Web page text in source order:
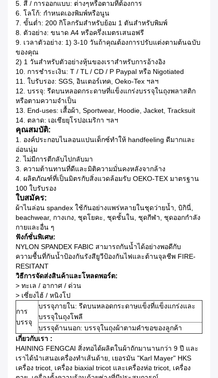
5. สี / การออกแบบ: ต่างๆหรือตามที่ต้องการ
6. โลโก้: กำหนดเองพิมพ์หรือนูน
7. ขั้นต่ำ: 200 กิโลกรัมสำหรับย้อม 1 ตันสำหรับพิมพ์
8. ตัวอย่าง: ขนาด A4 หรือครึ่งเมตรเสนอฟรี
9. เวลาตัวอย่าง: 1) 3-10 วันถ้าคุณต้องการปรับแต่งตามต้นฉบับ
ของคุณ
2) 1 วันสำหรับตัวอย่างหุ้นของเราสำหรับการอ้างอิง
10. การชำระเงิน: T / TL / CD / P Paypal หรือ Nigotiated
11. ใบรับรอง: SGS, อินเตอร์เทค, Oeko-Tex ฯลฯ
12. บรรจุ: รีดบนหลอดกระดาษที่แข็งแกร่งบรรจุในถุงพลาสติก
หรือตามความจำเป็น
13. End-uses: เสื้อผ้า, Sportwear, Hoodie, Jacket, Tracksuit
14. ตลาด: เอเชียยุโรปอเมริกา ฯลฯ
คุณสมบัติ:
1. องค์ประกอบไนลอนแปนเด็กซ์ทำให้ handfeeling ดีมากและ
อ่อนนุ่ม
2. ไม่มีการตีกลับไปกลับมา
3. ความต้านทานที่ดีและมิติความมั่นคงหลังจากล้าง
4. ผลิตภัณฑ์ที่เป็นมิตรกับสิ่งแวดล้อมรับ OEKO-TEX มาตรฐาน
100 ใบรับรอง
ใบสมัคร:
ผ้าไนล่อน spandex ใช้กันอย่างแพร่หลายในชุดว่ายน้ำ, บิกินี่,
beachwear, กางเกง, ชุดโยคะ, ชุดชั้นใน, ชุดกีฬา, ชุดออกกำลัง
กายและอื่น ๆ
ฟังก์ชั่นพิเศษ:
NYLON SPANDEX FABIC สามารถกันน้ำได้อย่างพอดีกับ
ความชื้นที่กันน้ำป้องกันรังสียูวีป้องกันไฟและต้านจุลชีพ FIRE-
RESITANT
วิธีการจัดส่งสินค้าและโหลดพอร์ต:
> ทะเล / อากาศ / ด่วน
> เซี่ยงไฮ้ / หนิงโป
การ
บรรจุ
บรรจุภายใน: รีดบนหลอดกระดาษแข็งที่แข็งแกร่งและ
บรรจุในถุงโพลี
บรรจุด้านนอก: บรรจุในถุงผ้าตามคำขอของลูกค้า
เกี่ยวกับเรา :
HAINING FENGCAI สิ่งทอได้ผลิตในผ้าถักมานานกว่า 9 ปี และ
เราได้นำเสนอเครื่องทำเส้นด้าย, เยอรมัน "Karl Mayer" HKS
เครื่อง tricot, เครื่อง biaxial tricot และเครื่องห่อ tricot, เครื่อง